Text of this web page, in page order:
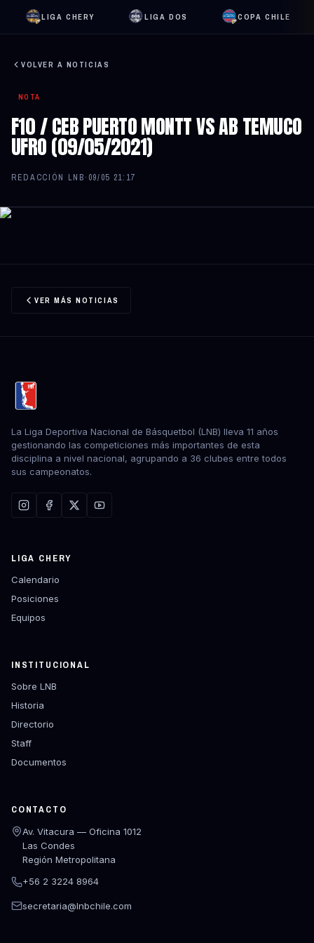
LIGA CHERY LIGA DOS COPA CHILE
VOLVER A NOTICIAS
NOTA
F10 / CEB PUERTO MONTT VS AB TEMUCO
UFRO (09/05/2021)
REDACCIÓN LNB· 09/05 21:17
VER MÁS NOTICIAS
La Liga Deportiva Nacional de Básquetbol (LNB) lleva 11 años
gestionando las competiciones más importantes de esta
disciplina a nivel nacional, agrupando a 36 clubes entre todos
sus campeonatos.
LIGA CHERY
Calendario
Posiciones
Equipos
INSTITUCIONAL
Sobre LNB
Historia
Directorio
Staff
Documentos
CONTACTO
Av. Vitacura — Oficina 1012
Las Condes
Región Metropolitana
+56 2 3224 8964
secretaria@lnbchile.com